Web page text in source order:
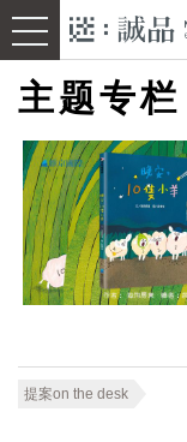
主题专栏
提案on the desk